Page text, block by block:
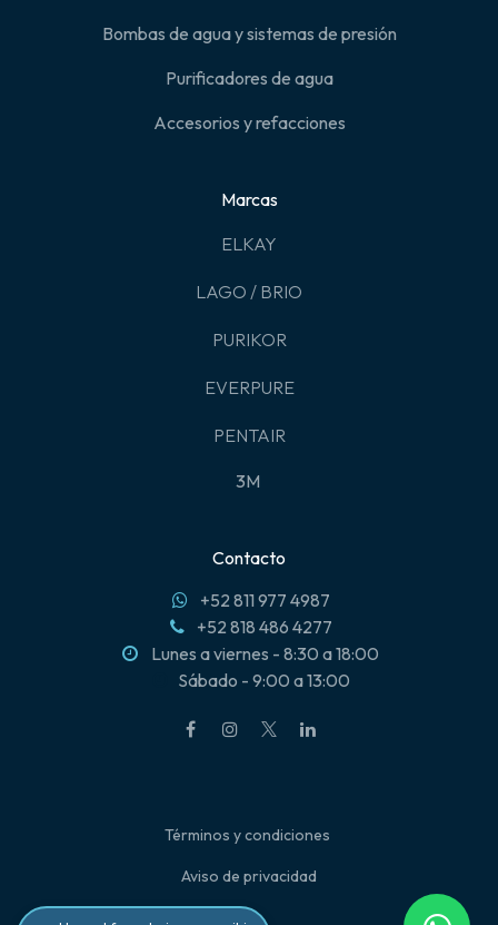
Marcas
ELKAY
LAGO / BRIO
PURIKOR
EVERPURE
PENTAIR
3M
Bombas de agua y sistemas de presión
Purificadores de agua
Accesorios y refacciones
Contacto
+52 811 977 4987
+52 818 486 4277
Lunes a viernes - 8:30 a 18:00
Sábado - 9:00 a 13:00
Términos y condiciones
Aviso de privacidad